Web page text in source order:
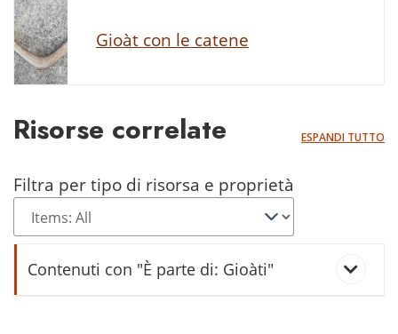
Gioàt con le catene
Risorse correlate ESPANDI TUTTO
Filtra per tipo di risorsa e proprietà
Contenuti con "È parte di: Gioàti"